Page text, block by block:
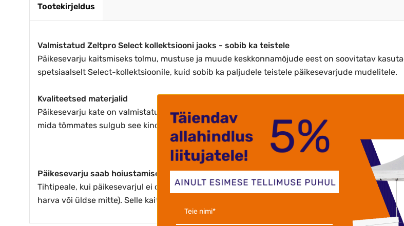
Tootekirjeldus
Valmistatud Zeltpro Select kollektsiooni jaoks - sobib ka teistele
Päikesevarju kaitsmiseks tolmu, mustuse ja muude keskkonnamõjude eest on soovitatav
spetsiaalselt Select-kollektsioonile, kuid sobib ka paljudele teistele päikesevarjude mudelitele.
Kvaliteetsed materjalid
Päikesevarju kate on valmistatud vastupidavast polüesterkangast (180 g/m2), mis on tänu
mida tõmmates sulgub see kindlalt ümber varju.
Päikesevarju saab hoiustamise ajal kaitsta
Tihtipeale, kui päikesevarjul ei ole kaitsekatet, peab mõtlema, kuidas oleks ta ka nt panipaika
harva või üldse mitte). Selle kaitsekattega tagad, et Sinu päikesevari on korralikult kaitstud ka